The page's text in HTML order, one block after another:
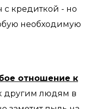
с кредиткой - но
необходимую
отношение к
другим людям в